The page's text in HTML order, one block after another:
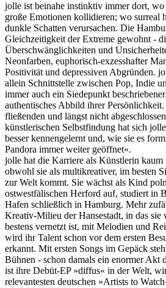
jolle ist beinahe instinktiv immer dort,
große Emotionen kollidieren; wo surreal
dunkle Schatten verursachen. Die
Gleichzeitigkeit der Extreme gewohnt -
Überschwänglichkeiten und
Neonfarben, euphorisch-exzesshafter
Positivität und depressiven Abgründen.
allein Schnittstelle zwischen Pop, Indie
immer auch ein Siedepunkt
authentisches Abbild ihrer
fließenden und längst nicht
künstlerischen Selbstfindung hat sich
besser kennengelernt und, wie sie es
Pandora immer weiter geöffnet«.
jolle hat die Karriere als Künstlerin kaum
obwohl sie als multikreativer, im besten
zur Welt kommt. Sie wächst als Kind
ostwestfälischen Herford auf, studiert in
Hafen schließlich in Hamburg. Mehr
Kreativ-Milieu der Hansestadt, in das sie
bestens vernetzt ist, mit Melodien und
wird ihr Talent schon vor dem ersten
erkannt. Mit ersten Songs im Gepäck
Bühnen - schon damals ein enormer Akt
ist ihre Debüt-EP »diffus« in der Welt,
relevantesten deutschen »Artists to